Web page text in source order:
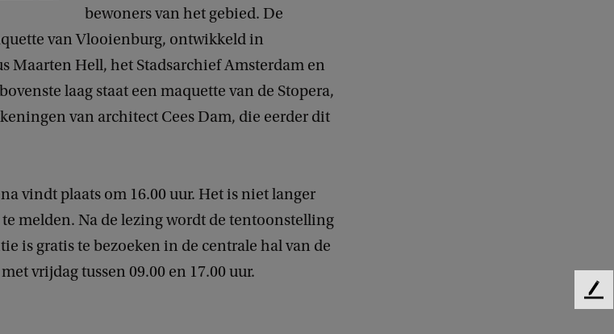
bewoners van het gebied. De
van Vlooienburg, ontwikkeld in
Maarten Hell, het Stadsarchief Amsterdam en
laag staat een maquette van de Stopera,
van architect Cees Dam, die eerder dit
vindt plaats om 16.00 uur. Het is niet langer
melden. Na de lezing wordt de tentoonstelling
is gratis te bezoeken in de centrale hal van de
vrijdag tussen 09.00 en 17.00 uur.
F